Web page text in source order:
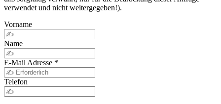
verwendet und nicht weitergegeben!).
Vorname
Name
E-Mail Adresse *
Telefon